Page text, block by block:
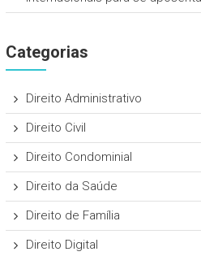
Categorias
Direito Administrativo
Direito Civil
Direito Condominial
Direito da Saúde
Direito de Família
Direito Digital